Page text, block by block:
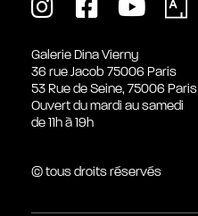
Galerie Dina Vierny
36 rue Jacob 75006 Paris
53 Rue de Seine, 75006 Paris
Ouvert du mardi au samedi
de 11h à 19h
© tous droits réservés